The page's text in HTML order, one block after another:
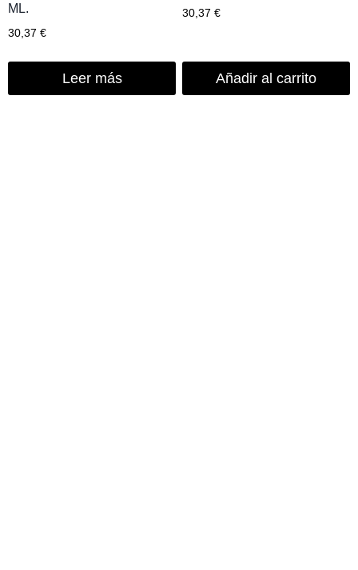
ML.
30,37 €
Leer más
30,37 €
Añadir al carrito